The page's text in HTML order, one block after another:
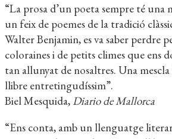
“La prosa d’un poeta sempre té
un feix de poemes de la tradició
Walter Benjamin, es va saber perdre
coloraines i de petits climes que ens
tan allunyat de nosaltres. Una
llibre entretingudíssim”.
Biel Mesquida,Diario de Mallorca
“Ens conta, amb un llenguatge